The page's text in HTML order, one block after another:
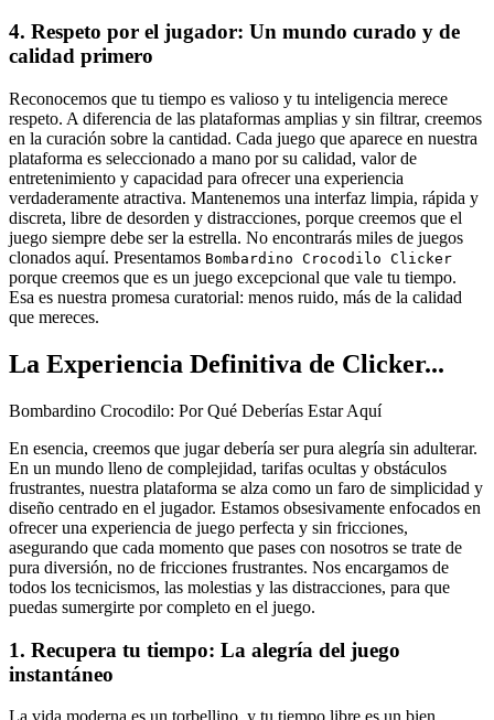
4. Respeto por el jugador: Un mundo curado y de
calidad primero
Reconocemos que tu tiempo es valioso y tu inteligencia merece
respeto. A diferencia de las plataformas amplias y sin filtrar, creemos
en la curación sobre la cantidad. Cada juego que aparece en nuestra
plataforma es seleccionado a mano por su calidad, valor de
entretenimiento y capacidad para ofrecer una experiencia
verdaderamente atractiva. Mantenemos una interfaz limpia, rápida y
discreta, libre de desorden y distracciones, porque creemos que el
juego siempre debe ser la estrella. No encontrarás miles de juegos
clonados aquí. Presentamos Bombardino Crocodilo Clicker
porque creemos que es un juego excepcional que vale tu tiempo.
Esa es nuestra promesa curatorial: menos ruido, más de la calidad
que mereces.
La Experiencia Definitiva de Clicker...
Bombardino Crocodilo: Por Qué Deberías Estar Aquí
En esencia, creemos que jugar debería ser pura alegría sin adulterar.
En un mundo lleno de complejidad, tarifas ocultas y obstáculos
frustrantes, nuestra plataforma se alza como un faro de simplicidad y
diseño centrado en el jugador. Estamos obsesivamente enfocados en
ofrecer una experiencia de juego perfecta y sin fricciones,
asegurando que cada momento que pases con nosotros se trate de
pura diversión, no de fricciones frustrantes. Nos encargamos de
todos los tecnicismos, las molestias y las distracciones, para que
puedas sumergirte por completo en el juego.
1. Recupera tu tiempo: La alegría del juego
instantáneo